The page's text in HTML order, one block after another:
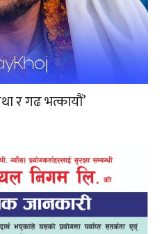
र गढ भत्कायौं’